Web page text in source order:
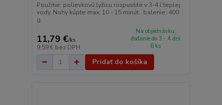
Použitie: polievkovú lyžicu rozpustite v 3-4 l teplej
vody. Nohy kúpte max. 10 - 15 minút. balenie: 400
g.
11,79 €/ks
9,59 € bez DPH
Na objednávku,
dodanie do 3 - 4 dní
6 ks
Pridať do košíka